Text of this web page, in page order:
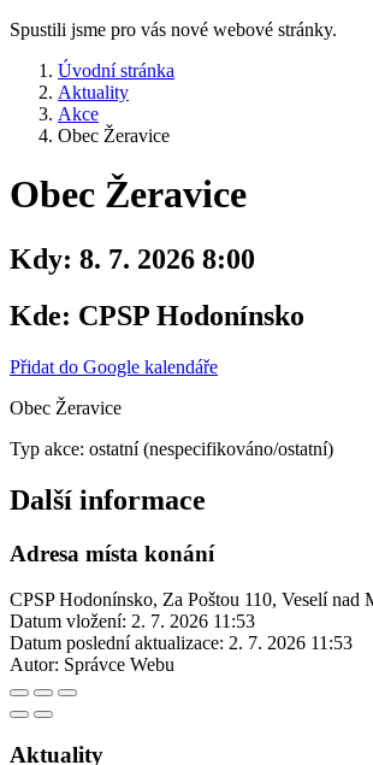
Spustili jsme pro vás nové webové stránky.
Úvodní stránka
Aktuality
Akce
Obec Žeravice
Obec Žeravice
Kdy: 8. 7. 2026 8:00
Kde: CPSP Hodonínsko
Přidat do Google kalendáře
Obec Žeravice
Typ akce: ostatní (nespecifikováno/ostatní)
Další informace
Adresa místa konání
CPSP Hodonínsko, Za Poštou 110, Veselí nad
Datum vložení: 2. 7. 2026 11:53
Datum poslední aktualizace: 2. 7. 2026 11:53
Autor: Správce Webu
Aktuality